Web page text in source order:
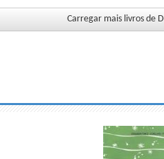
Carregar mais livros de